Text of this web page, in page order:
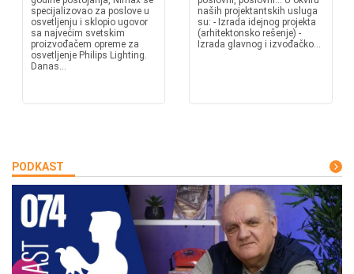
specijalizovao za poslove u
osvetljenju i sklopio ugovor
sa najvećim svetskim
proizvođačem opreme za
osvetljenje Philips Lighting.
Danas...
naših projektantskih usluga
su: - Izrada idejnog projekta
(arhitektonsko rešenje) -
Izrada glavnog i izvođačko...
PODKAST